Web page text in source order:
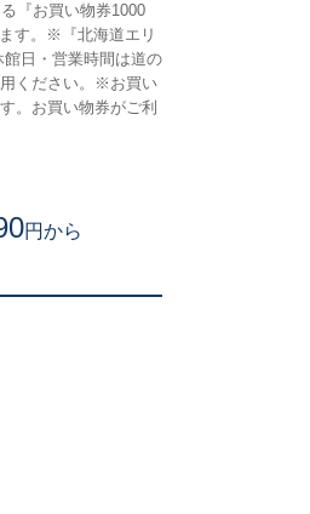
『お買い物券1000
す。※『北海道エリ
日・営業時間は道の
ください。※お買い
。お買い物券がご利
円から